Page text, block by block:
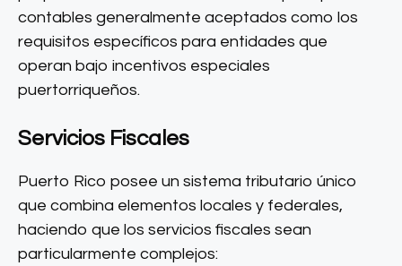
contables generalmente aceptados como los
requisitos específicos para entidades que
operan bajo incentivos especiales
puertorriqueños.
Servicios Fiscales
Puerto Rico posee un sistema tributario único
que combina elementos locales y federales,
haciendo que los servicios fiscales sean
particularmente complejos: